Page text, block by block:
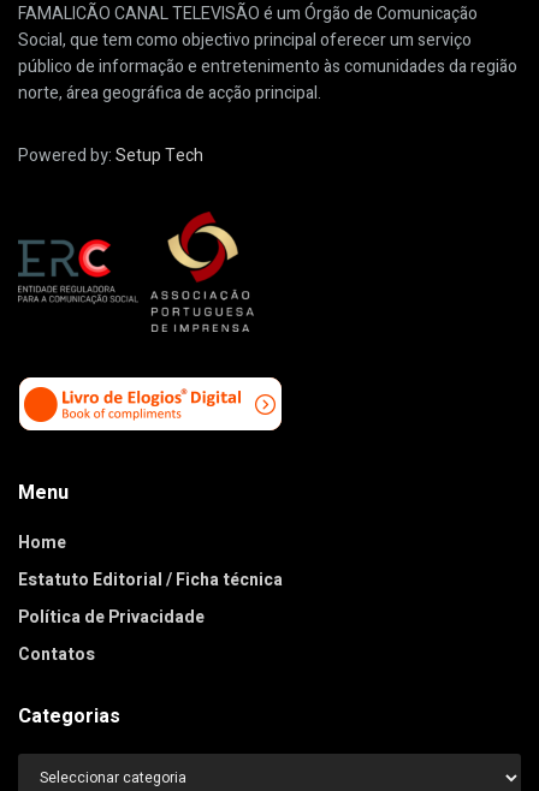
FAMALICÃO CANAL TELEVISÃO é um Órgão de Comunicação
Social, que tem como objectivo principal oferecer um serviço
público de informação e entretenimento às comunidades da região
norte, área geográfica de acção principal.
Powered by:Setup Tech
Menu
Home
Estatuto Editorial / Ficha técnica
Política de Privacidade
Contatos
Categorias
Categorias